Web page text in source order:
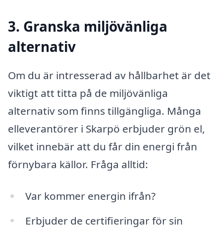
3. Granska miljövänliga
alternativ
Om du är intresserad av hållbarhet är det
viktigt att titta på de miljövänliga
alternativ som finns tillgängliga. Många
elleverantörer i Skarpö erbjuder grön el,
vilket innebär att du får din energi från
förnybara källor. Fråga alltid:
Var kommer energin ifrån?
Erbjuder de certifieringar för sin